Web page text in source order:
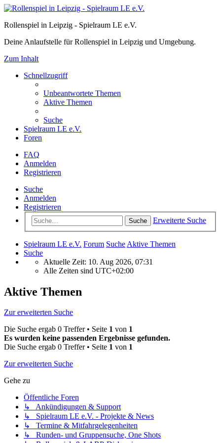
Rollenspiel in Leipzig - Spielraum LE e.V.
Deine Anlaufstelle für Rollenspiel in Leipzig und Umgebung.
Zum Inhalt
Schnellzugriff
Unbeantwortete Themen
Aktive Themen
Suche
Spielraum LE e.V.
Foren
FAQ
Anmelden
Registrieren
Suche
Anmelden
Registrieren
Suche Erweiterte Suche
Spielraum LE e.V. Forum Suche Aktive Themen
Suche
Aktuelle Zeit: 10. Aug 2026, 07:31
Alle Zeiten sind UTC+02:00
Aktive Themen
Zur erweiterten Suche
Die Suche ergab 0 Treffer • Seite 1 von 1
Es wurden keine passenden Ergebnisse gefunden.
Die Suche ergab 0 Treffer • Seite 1 von 1
Zur erweiterten Suche
Gehe zu
Öffentliche Foren
↳ Ankündigungen & Support
↳ Spielraum LE e.V. - Projekte & News
↳ Termine & Mitfahrgelegenheiten
↳ Runden- und Gruppensuche, One Shots